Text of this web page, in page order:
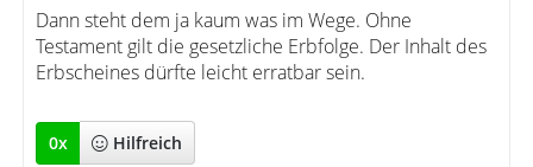
Dann steht dem ja kaum was im Wege. Ohne
Testament gilt die gesetzliche Erbfolge. Der Inhalt des
Erbscheines dürfte leicht erratbar sein.
0x Hilfreich